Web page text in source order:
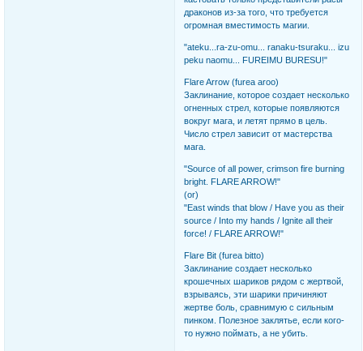
драконов из-за того, что требуется
огромная вместимость магии.
"ateku...ra-zu-omu... ranaku-tsuraku... izu
peku naomu... FUREIMU BURESU!"
Flare Arrow (furea aroo)
Заклинание, которое создает несколько
огненных стрел, которые появляются
вокруг мага, и летят прямо в цель.
Число стрел зависит от мастерства
мага.
"Source of all power, crimson fire burning
bright. FLARE ARROW!"
(or)
"East winds that blow / Have you as their
source / Into my hands / Ignite all their
force! / FLARE ARROW!"
Flare Bit (furea bitto)
Заклинание создает несколько
крошечных шариков рядом с жертвой,
взрываясь, эти шарики причиняют
жертве боль, сравнимую с сильным
пинком. Полезное заклятье, если кого-
то нужно поймать, а не убить.